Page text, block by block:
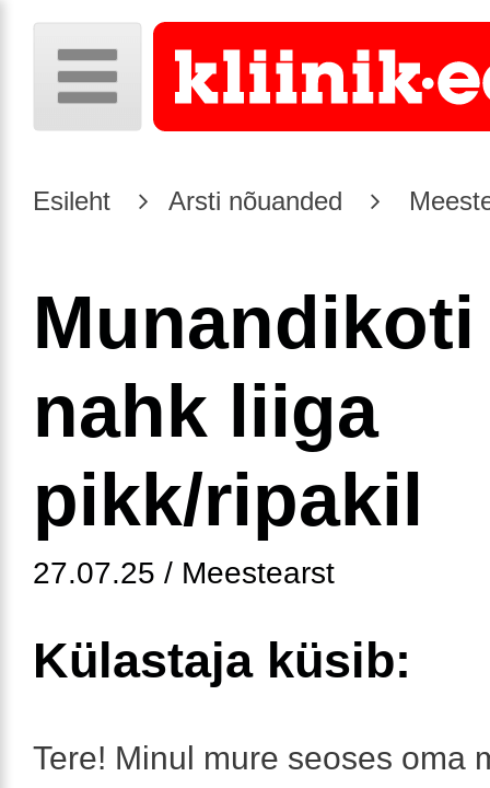
Esileht Arsti nõuanded
Munandikoti
nahk liiga
pikk/ripakil
27.07.25 / Meestearst
Külastaja küsib:
Tere! Minul mure seoses oma